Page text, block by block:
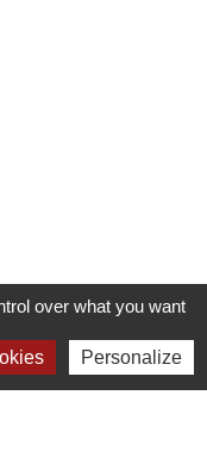
confidentialité -
des cookies
over what you want
Personalize